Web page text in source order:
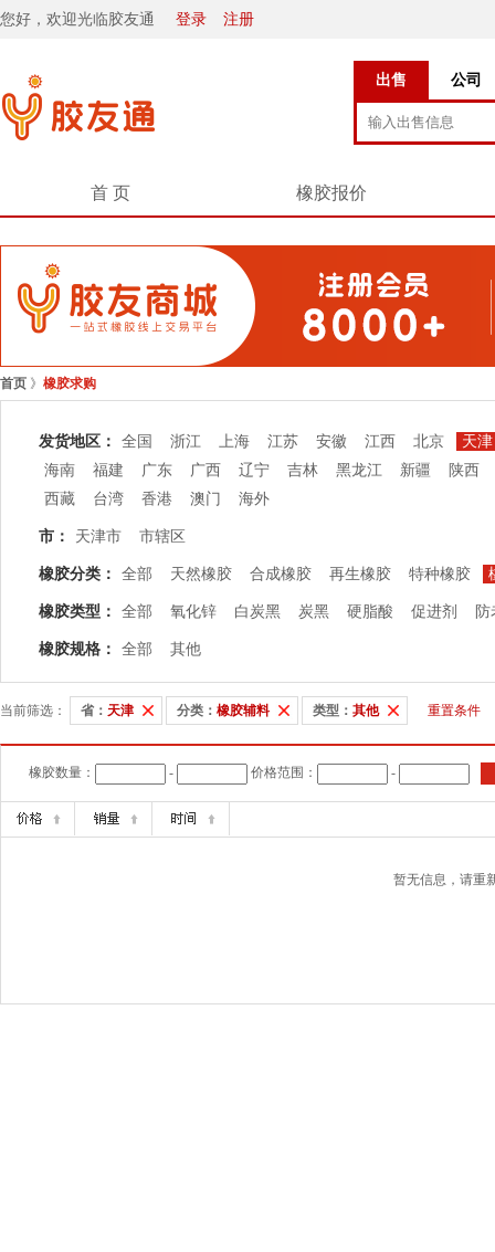
您好，欢迎光临胶友通 登录 注册
出售 公司
首 页 橡胶报价
首页 》 橡胶求购
发货地区： 全国 浙江 上海 江苏 安徽 江西 北京
天津
海南
福建 广东 广西 辽宁 吉林 黑龙江 新疆
陕西
西藏
台湾 香港 澳门 海外
市： 天津市 市辖区
橡胶分类： 全部 天然橡胶 合成橡胶 再生橡胶 特种橡胶
橡胶类型： 全部 氧化锌 白炭黑 炭黑 硬脂酸 促进剂 防
橡胶规格： 全部 其他
当前筛选： 省： 天津 分类： 橡胶辅料 类型： 其他 重置条件
橡胶数量： - 价格范围： -
暂无信息，请重